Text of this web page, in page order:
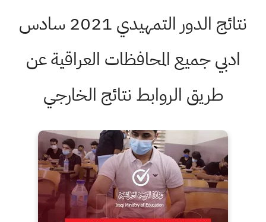
نتائج الدور التمهيدي 2021 سادس
ادبي جميع المحافظات العراقية عن
طريق الروابط نتائج الخارجي